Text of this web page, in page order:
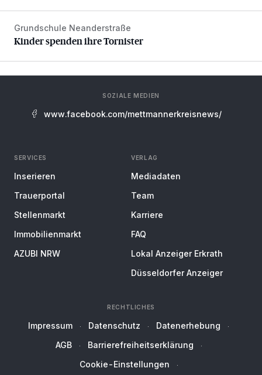
Kinder spenden ihre Tornister
Grundschule Neanderstraße
Kinder spenden ihre Tornister
SOZIALE MEDIEN
www.facebook.com/mettmannerkreisnews/
SERVICES
Inserieren
Trauerportal
Stellenmarkt
Immobilienmarkt
AZUBI NRW
VERLAG
Mediadaten
Team
Karriere
FAQ
Lokal Anzeiger Erkrath
Düsseldorfer Anzeiger
RECHTLICHES
Impressum Datenschutz
Datenerhebung
AGB
Barrierefreiheitserklärung
Cookie-Einstellungen